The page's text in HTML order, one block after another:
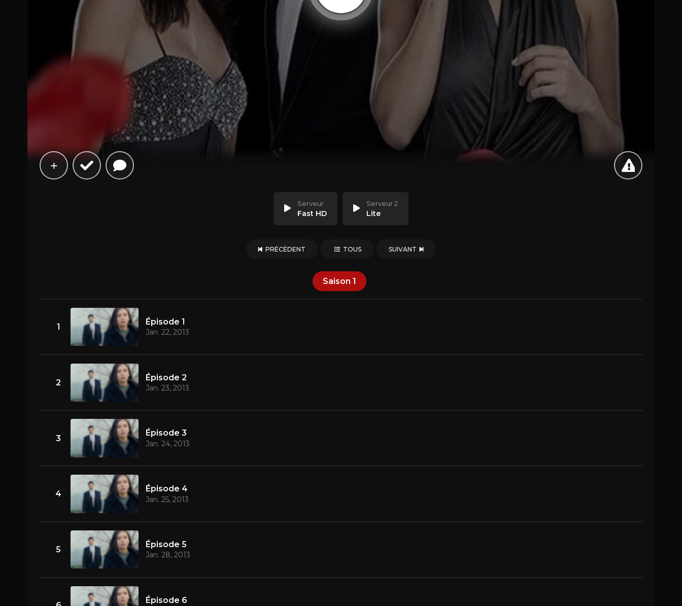
Serveur
Fast HD
Serveur 2
Lite
PRÉCÉDENT TOUS SUIVANT
Saison 1
1
Épisode 1
Jan. 22, 2013
2
Épisode 2
Jan. 23, 2013
3
Épisode 3
Jan. 24, 2013
4
Épisode 4
Jan. 25, 2013
5
Épisode 5
Jan. 28, 2013
Épisode 6